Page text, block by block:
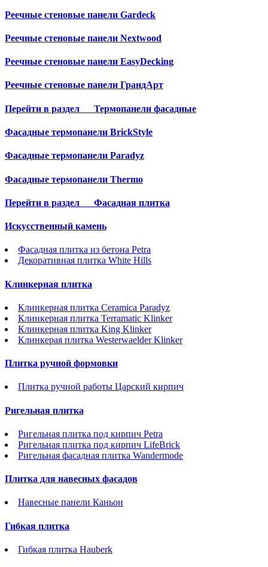
Реечные стеновые панели Gardeck
Реечные стеновые панели Nextwood
Реечные стеновые панели EasyDecking
Реечные стеновые панели ГрандАрт
Перейти в раздел Термопанели фасадные
Фасадные термопанели BrickStyle
Фасадные термопанели Paradyz
Фасадные термопанели Thermo
Перейти в раздел Фасадная плитка
Искусственный камень
Фасадная плитка из бетона Petra
Декоративная плитка White Hills
Клинкерная плитка
Клинкерная плитка Ceramica Paradyz
Клинкерная плитка Terramatic Klinker
Клинкерная плитка King Klinker
Клинкерая плитка Westerwaelder Klinker
Плитка ручной формовки
Плитка ручной работы Царский кирпич
Ригельная плитка
Ригельная плитка под кирпич Petra
Ригельная плитка под кирпич LifeBrick
Ригельная фасадная плитка Wandermode
Плитка для навесных фасадов
Навесные панели Каньон
Гибкая плитка
Гибкая плитка Hauberk